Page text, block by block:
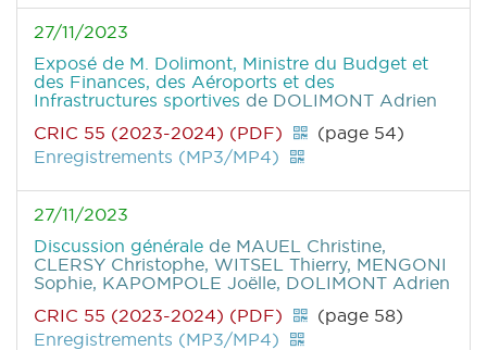
27/11/2023
Exposé de M. Dolimont, Ministre du Budget et
des Finances, des Aéroports et des
Infrastructures sportives de DOLIMONT Adrien
CRIC 55 (2023-2024) (PDF)
(page 54)
Enregistrements (MP3/MP4)
27/11/2023
Discussion générale de MAUEL Christine,
CLERSY Christophe, WITSEL Thierry, MENGONI
Sophie, KAPOMPOLE Joëlle, DOLIMONT Adrien
CRIC 55 (2023-2024) (PDF)
(page 58)
Enregistrements (MP3/MP4)